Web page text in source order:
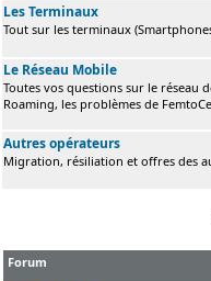
Les Terminaux
Tout sur les terminaux
Le Réseau Mobile
Toutes vos questions sur le réseau
Roaming, les problèmes de
Autres opérateurs
Migration, résiliation et offres des
Forum